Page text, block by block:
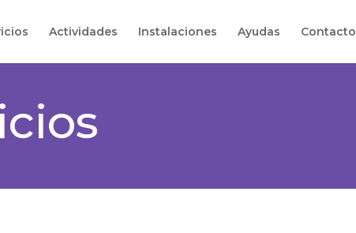
Actividades Instalaciones Ayudas Contacto